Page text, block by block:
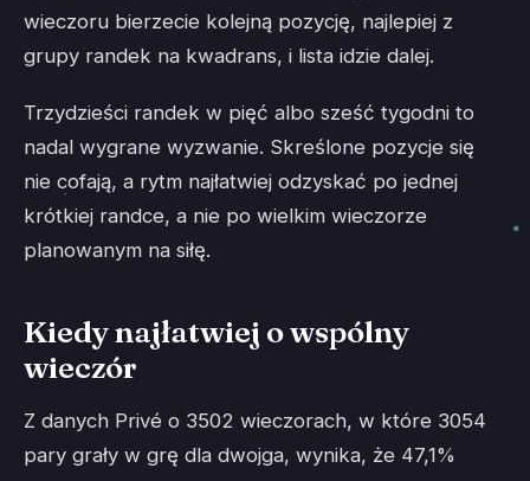
wieczoru bierzecie kolejną pozycję, najlepiej z
grupy randek na kwadrans, i lista idzie dalej.
Trzydzieści randek w pięć albo sześć tygodni to
nadal wygrane wyzwanie. Skreślone pozycje się
nie cofają, a rytm najłatwiej odzyskać po jednej
krótkiej randce, a nie po wielkim wieczorze
planowanym na siłę.
Kiedy najłatwiej o wspólny
wieczór
Z danych Privé o 3502 wieczorach, w które 3054
pary grały w grę dla dwojga, wynika, że 47,1%